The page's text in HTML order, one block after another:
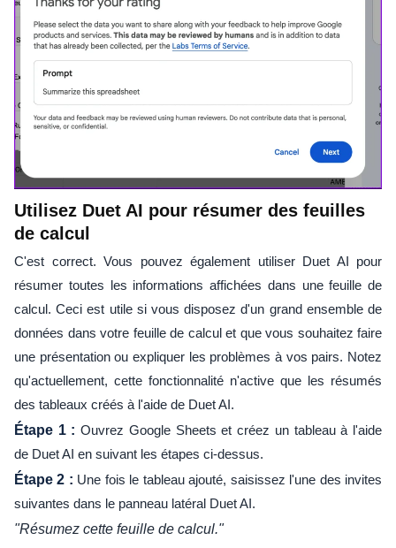
Utilisez Duet AI pour résumer des feuilles
de calcul
C'est correct. Vous pouvez également utiliser Duet AI pour
résumer toutes les informations affichées dans une feuille de
calcul. Ceci est utile si vous disposez d'un grand ensemble de
données dans votre feuille de calcul et que vous souhaitez faire
une présentation ou expliquer les problèmes à vos pairs. Notez
qu'actuellement, cette fonctionnalité n'active que les résumés
des tableaux créés à l'aide de Duet AI.
Étape 1 : Ouvrez Google Sheets et créez un tableau à l'aide
de Duet AI en suivant les étapes ci-dessus.
Étape 2 : Une fois le tableau ajouté, saisissez l'une des invites
suivantes dans le panneau latéral Duet AI.
"Résumez cette feuille de calcul."